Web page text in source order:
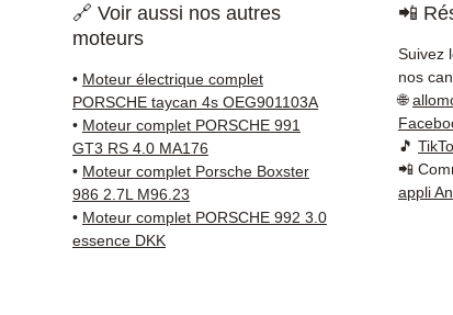
📞
met
🔗 Voir aussi nos autres
moteurs
• Moteur électrique complet
PORSCHE taycan 4s OEG901103A
• Moteur complet PORSCHE 991
GT3 RS 4.0 MA176
• Moteur complet Porsche Boxster
986 2.7L M96.23
• Moteur complet PORSCHE 992 3.0
essence DKK
📲
Suivez
nos
🌐
🎵
📲
appli